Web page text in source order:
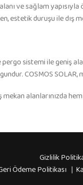
ve sağlam
estetik duruşu ile dış
sistemi ile geniş
COSMOS
alanlarınızda
Gizlilik
Ödeme Politikası |